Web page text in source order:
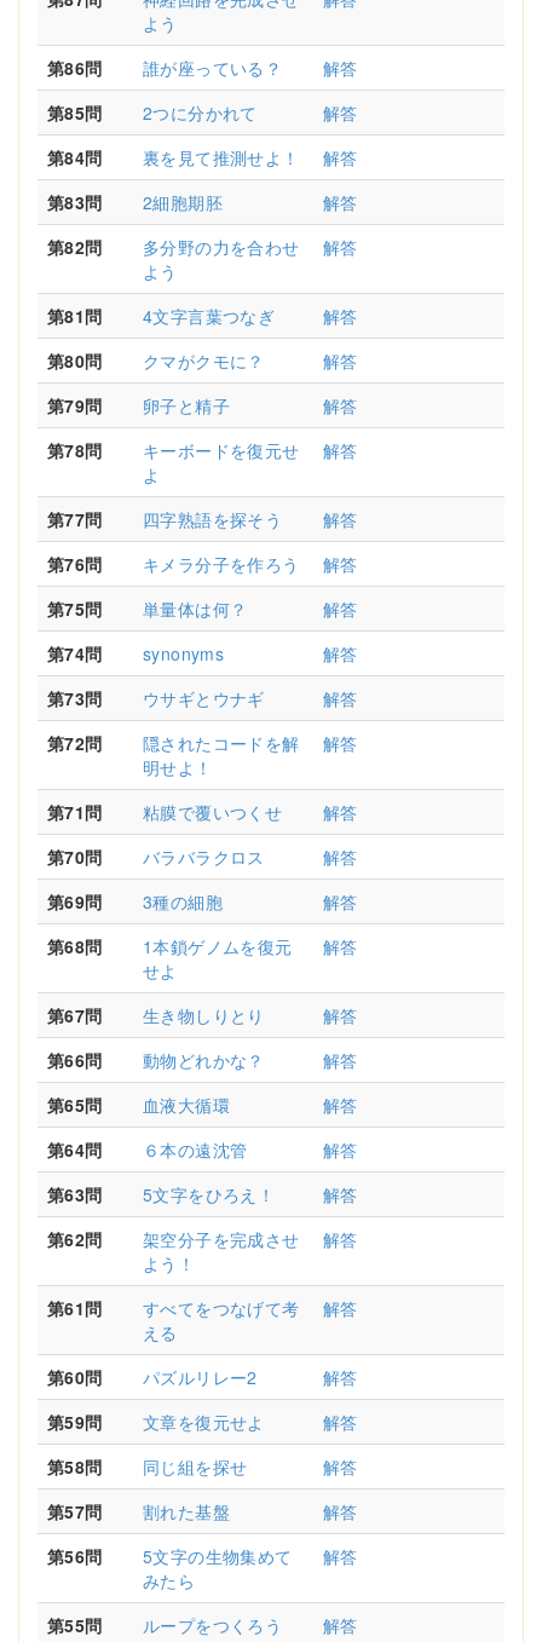
よう
第86問 誰が座っている？
解答
第85問
2つに分かれて
解答
第84問
裏を見て推測せよ！
解答
第83問
2細胞期胚
解答
第82問
多分野の力を合わせ
よう
解答
第81問 4文字言葉つなぎ
解答
第80問
クマがクモに？
解答
第79問
卵子と精子
解答
第78問
キーボードを復元せ
よ
解答
第77問 四字熟語を探そう
解答
第76問
キメラ分子を作ろう
解答
第75問
単量体は何？
解答
第74問
synonyms
解答
第73問
ウサギとウナギ
解答
第72問
隠されたコードを解
明せよ！
解答
第71問 粘膜で覆いつくせ
解答
第70問
バラバラクロス
解答
第69問
3種の細胞
解答
第68問
1本鎖ゲノムを復元
せよ
解答
第67問 生き物しりとり
解答
第66問
動物どれかな？
解答
第65問
血液大循環
解答
第64問
６本の遠沈管
解答
第63問
5文字をひろえ！
解答
第62問
架空分子を完成させ
よう！
解答
第61問
すべてをつなげて考
える
解答
第60問 パズルリレー2
解答
第59問
文章を復元せよ
解答
第58問
同じ組を探せ
解答
第57問
割れた基盤
解答
第56問
5文字の生物集めて
みたら
解答
第55問 ループをつくろう
解答